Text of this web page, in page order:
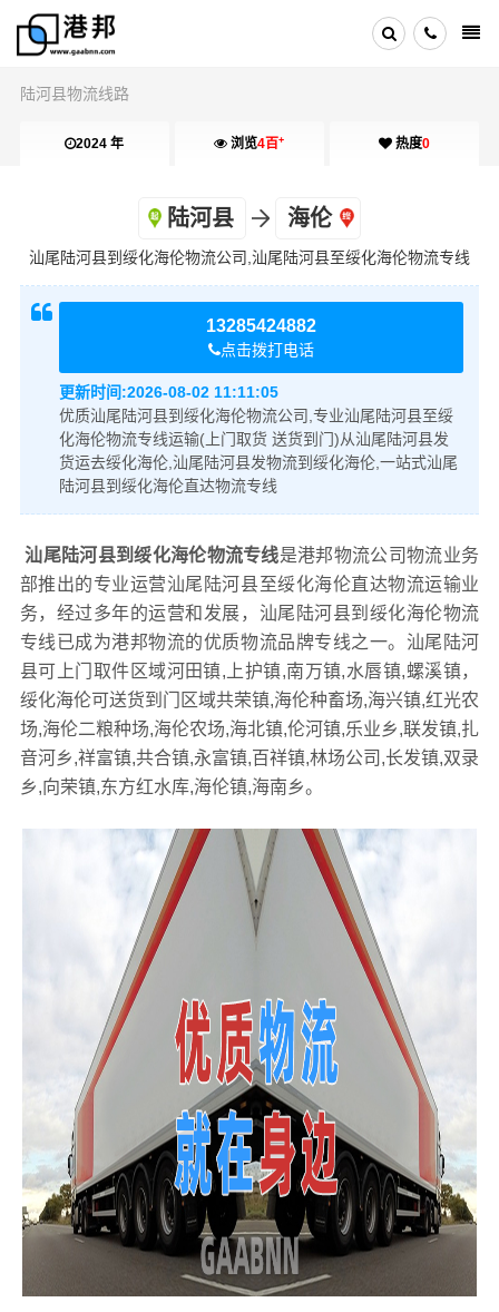
陆河县物流线路
2024 年 浏览4百+ 热度0
陆河县 海伦
汕尾陆河县到绥化海伦物流公司,汕尾陆河县至绥化海伦物流专线
13285424882
点击拨打电话
更新时间:2026-08-02 11:11:05
优质汕尾陆河县到绥化海伦物流公司,专业汕尾陆河县至绥
化海伦物流专线运输(上门取货 送货到门)从汕尾陆河县发
货运去绥化海伦,汕尾陆河县发物流到绥化海伦,一站式汕尾
陆河县到绥化海伦直达物流专线
汕尾陆河县到绥化海伦物流专线是港邦物流公司物流业务
部推出的专业运营汕尾陆河县至绥化海伦直达物流运输业
务，经过多年的运营和发展，汕尾陆河县到绥化海伦物流
专线已成为港邦物流的优质物流品牌专线之一。汕尾陆河
县可上门取件区域河田镇,上护镇,南万镇,水唇镇,螺溪镇，
绥化海伦可送货到门区域共荣镇,海伦种畜场,海兴镇,红光农
场,海伦二粮种场,海伦农场,海北镇,伦河镇,乐业乡,联发镇,扎
音河乡,祥富镇,共合镇,永富镇,百祥镇,林场公司,长发镇,双录
乡,向荣镇,东方红水库,海伦镇,海南乡。